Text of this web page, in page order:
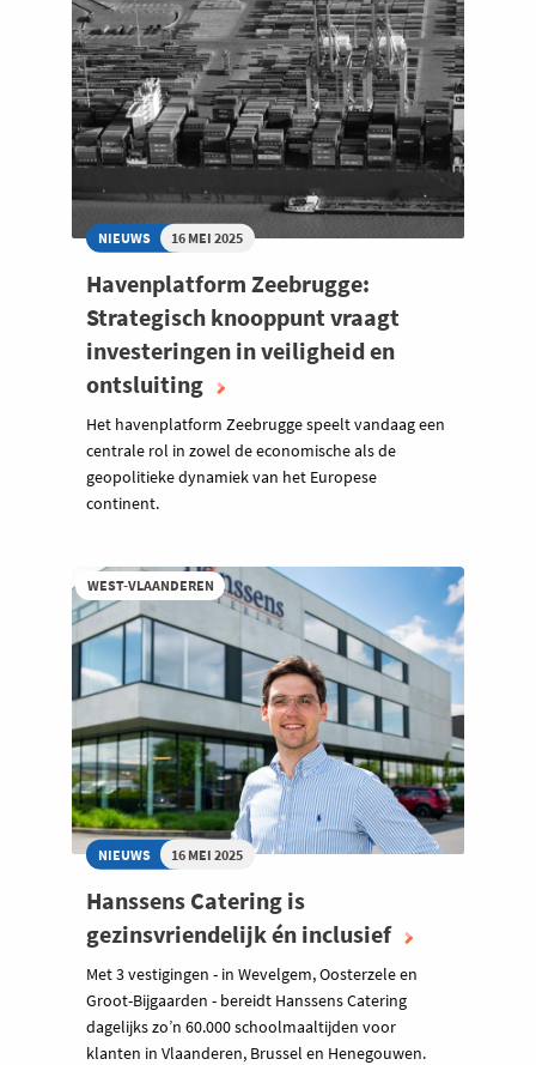
NIEUWS 16 MEI 2025
Havenplatform Zeebrugge:
Strategisch knooppunt vraagt
investeringen in veiligheid en
ontsluiting
Het havenplatform Zeebrugge speelt vandaag een
centrale rol in zowel de economische als de
geopolitieke dynamiek van het Europese
continent.
WEST-VLAANDEREN
NIEUWS 16 MEI 2025
Hanssens Catering is
gezinsvriendelijk én inclusief
Met 3 vestigingen - in Wevelgem, Oosterzele en
Groot-Bijgaarden - bereidt Hanssens Catering
dagelijks zo’n 60.000 schoolmaaltijden voor
klanten in Vlaanderen, Brussel en Henegouwen.